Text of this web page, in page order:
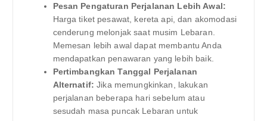
Pesan Pengaturan Perjalanan Lebih Awal:
Harga tiket pesawat, kereta api, dan akomodasi
cenderung melonjak saat musim Lebaran.
Memesan lebih awal dapat membantu Anda
mendapatkan penawaran yang lebih baik.
Pertimbangkan Tanggal Perjalanan
Alternatif: Jika memungkinkan, lakukan
perjalanan beberapa hari sebelum atau
sesudah masa puncak Lebaran untuk